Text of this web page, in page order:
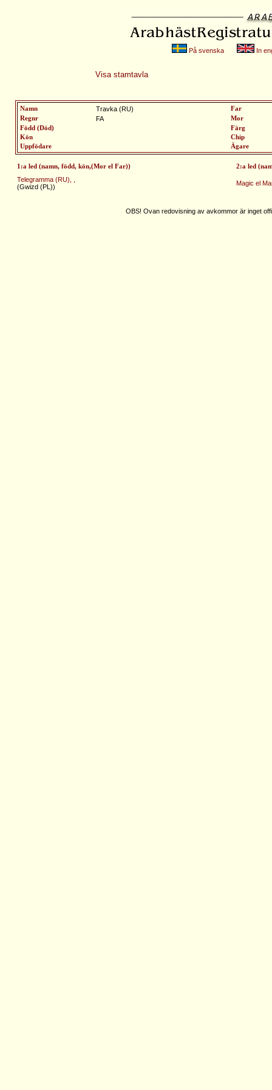
På svenska In
Visa stamtavla
Namn Travka (RU)
Far
Regnr
FA
Mor
Född (Död)
Färg
Kön
Chip
Uppfödare
Ägare
1:a led (namn, född, kön,(Mor el Far)) 2:a led
Telegramma (RU), ,
(Gwizd (PL))
Magic el
OBS! Ovan redovisning av avkommor är inget